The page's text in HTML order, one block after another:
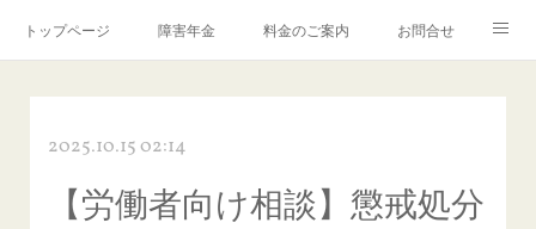
トップページ 障害年金 料金のご案内 お問合せ
2025.10.15 02:14
【労働者向け相談】懲戒処分